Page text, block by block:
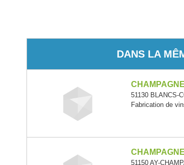
DANS LA
51130 BLANCS-
Fabrication de
51150 AY-